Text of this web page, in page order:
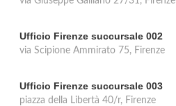
Ufficio Firenze succursale 002
via Scipione Ammirato 75, Firenze
Ufficio Firenze succursale 003
piazza della Libertà 40/r, Firenze